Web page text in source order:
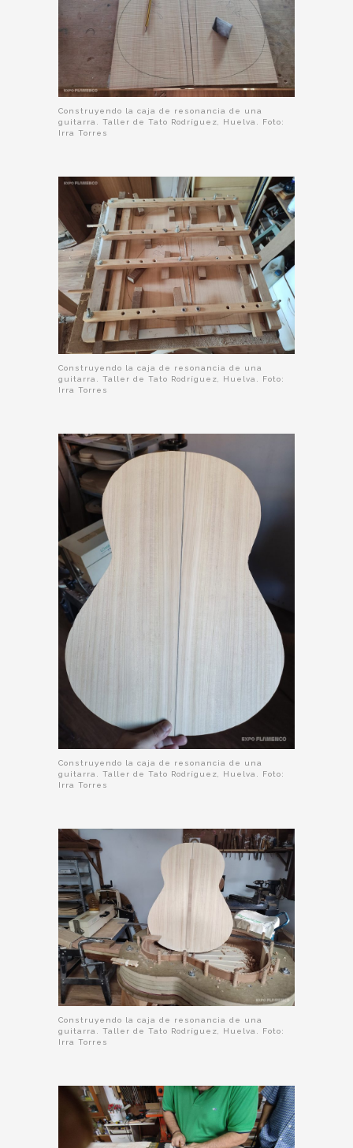
Construyendo la caja de resonancia de una
guitarra. Taller de Tato Rodríguez, Huelva. Foto:
Irra Torres
Construyendo la caja de resonancia de una
guitarra. Taller de Tato Rodríguez, Huelva. Foto:
Irra Torres
Construyendo la caja de resonancia de una
guitarra. Taller de Tato Rodríguez, Huelva. Foto:
Irra Torres
Construyendo la caja de resonancia de una
guitarra. Taller de Tato Rodríguez, Huelva. Foto:
Irra Torres